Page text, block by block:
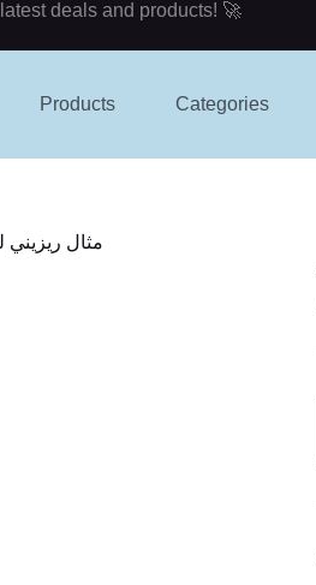
deals and products! 🚀
Products Categories
مثال ريزيني